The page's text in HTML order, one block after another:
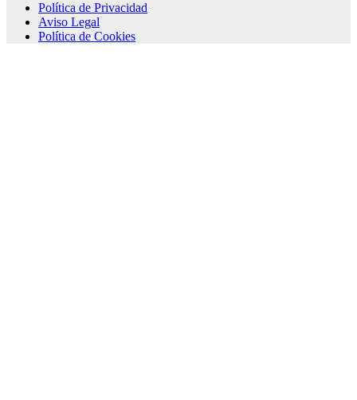
Política de Privacidad
Aviso Legal
Política de Cookies